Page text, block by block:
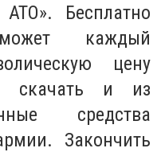
Бесплатно
каждый
цену
скачать и из
средства
Закончить